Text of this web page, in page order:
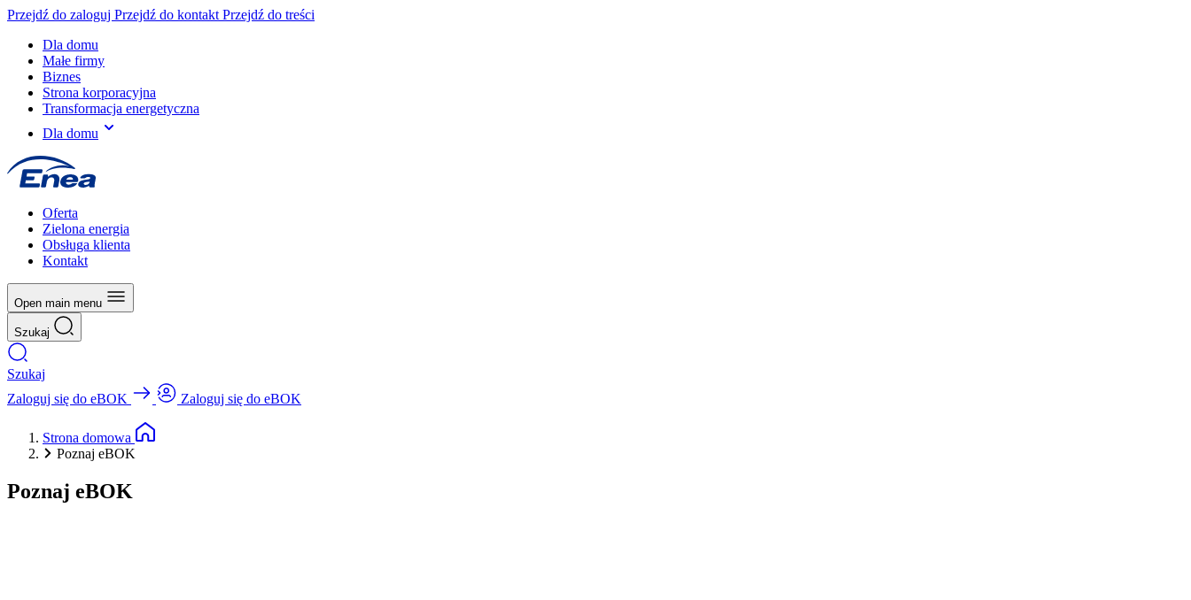
Przejdź do zaloguj Przejdź do kontakt Przejdź do treści
Dla domu
Małe firmy
Biznes
Strona korporacyjna
Transformacja energetyczna
Dla domu
Oferta
Zielona energia
Obsługa klienta
Kontakt
Open main menu
Szukaj
Szukaj
Zaloguj się do eBOK
Zaloguj się do eBOK
Strona domowa
Poznaj eBOK
Poznaj eBOK